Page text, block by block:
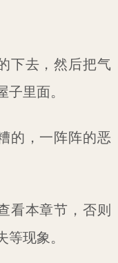
下去，然后把气
里面。
的，一阵阵的恶
看本章节，否则
现象。